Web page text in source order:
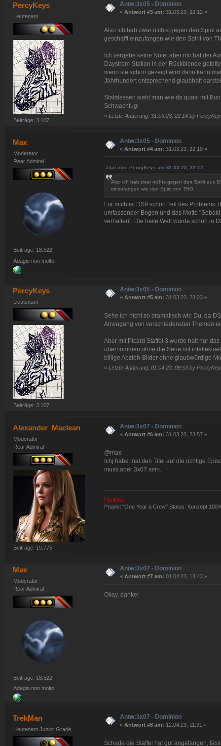
PercyKeys
Lieutenant
Beiträge: 3.107
Antw:3x05 - Dominion
« Antwort #3 am: 31.03.23, 22:12 »
Also ich hab zwar nichts gegen den Spirit
geschafft einzufangen wie den Spirit von
Ich vergebe keine Note, aber mir hat der
Daystrom-Station in der Rückblende
wenn sie schon gezeigt wird dann kann
Jahrhundert entsprechend glaubhaft
Stattdessen sieht man wie da quasi mit
Schwachfug!
« Letzte Änderung: 31.03.23, 22:14 by
Max
Moderator
Rear Admiral
Beiträge: 18.522
Adagio non molto
Antw:3x05 - Dominion
« Antwort #4 am: 31.03.23, 22:19 »
Zitat von: PercyKeys am 31.03.23, 22:12
Also ich hab zwar nichts gegen den Spirit aus
einzufangen wie den Spirit von TNG.
Für mich ist DS9 schon Teil des
umfassender Bogen und das Motto
verhalten". Die heile Welt wurde schon in
PercyKeys
Lieutenant
Beiträge: 3.107
Antw:3x05 - Dominion
« Antwort #5 am: 31.03.23, 23:23 »
Sehe ich nicht so dramatisch wie Du, da
Abwägung von verschiedensten Themen
Aber mit Picard Staffel 3 wurde halt nur
übernommen ohne die Serie mit
billige Abzieh-Bilder ohne glaubwürdige
« Letzte Änderung: 01.04.23, 09:53 by
Alexander_Maclean
Moderator
Rear Admiral
Beiträge: 19.775
Antw:3x07 - Dominion
« Antwort #6 am: 31.03.23, 23:57 »
@max
Ichj habe mal den Titel auf die richtige
muss aber 3x07 sein.
Portfolio
Projekt "One Year a Crew" Status: Konzept
Max
Moderator
Rear Admiral
Beiträge: 18.522
Adagio non molto
Antw:3x07 - Dominion
« Antwort #7 am: 01.04.23, 13:43 »
Okay, danke!
TrekMan
Lieutenant Junior Grade
Antw:3x07 - Dominion
« Antwort #8 am: 12.04.23, 11:31 »
Schade die Staffel hat gut angefangen,